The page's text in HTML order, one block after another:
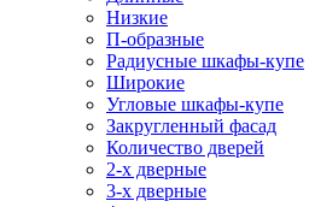
Низкие
П-образные
Радиусные шкафы-купе
Широкие
Угловые шкафы-купе
Закругленный фасад
Количество дверей
2-х дверные
3-х дверные